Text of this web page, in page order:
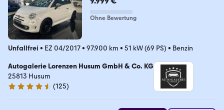
Ohne Bewertung
Unfallfrei • EZ 04/2017• 97.900 km • 51 kW (69 PS) • Benzin
Autogalerie Lorenzen Husum GmbH & Co. KG
25813 Husum
4.3 Sterne
(125)